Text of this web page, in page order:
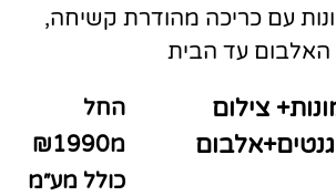
100 תמונות עם כריכה מהודרת קשיחה,
עד הבית
צילום
החל
מ₪1990
כולל מע״מ